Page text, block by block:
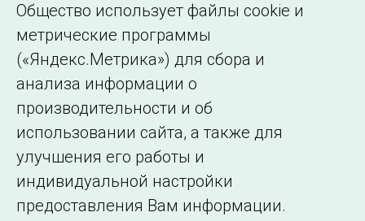
← Все публикации
Подписаться на новости
©2005–2026 АО «СО ЕЭС»
Филиалы и
представительства
Общество использует файлы cookie и
метрические программы
(«Яндекс.Метрика») для сбора и
анализа информации о
производительности и об
использовании сайта, а также для
улучшения его работы и
индивидуальной настройки
предоставления Вам информации.